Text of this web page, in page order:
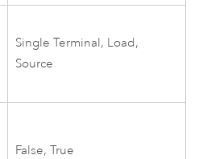
Single Terminal, Load,
Source
False, True